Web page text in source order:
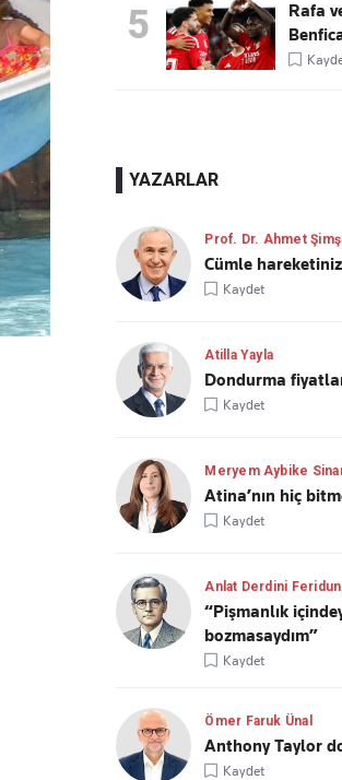
5
Rafa
YAZARLAR
Prof. Dr. Ahmet
Cümle
Kaydet
Atilla Yayla
Dondurma
Kaydet
Meryem Aybike
Atina’nın hiç
Kaydet
Anlat Derdini
“Pişmanlık
bozmasaydım”
Kaydet
Ömer Faruk Ünal
Anthony Taylor
Kaydet